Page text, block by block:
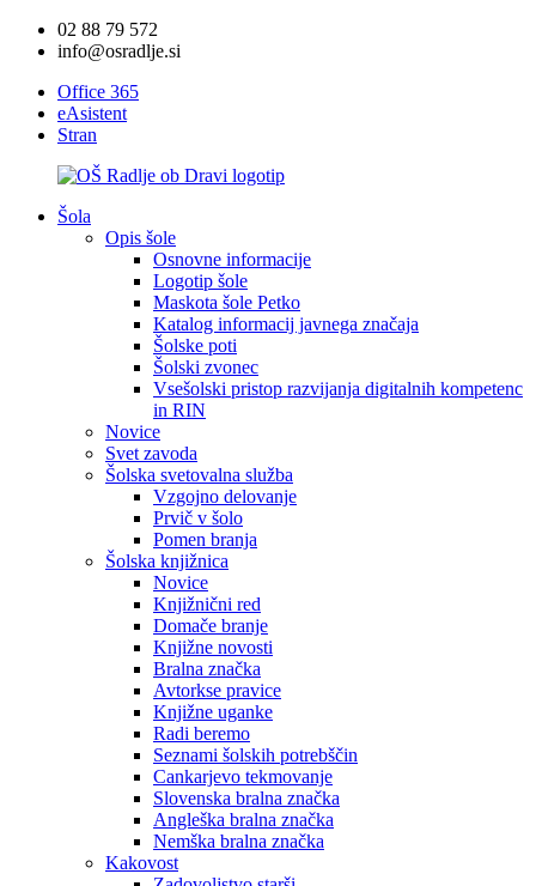
02 88 79 572
info@osradlje.si
Office 365
eAsistent
Stran
Šola
Opis šole
Osnovne informacije
Logotip šole
Maskota šole Petko
Katalog informacij javnega značaja
Šolske poti
Šolski zvonec
Vsešolski pristop razvijanja digitalnih kompetenc
in RIN
Novice
Svet zavoda
Šolska svetovalna služba
Vzgojno delovanje
Prvič v šolo
Pomen branja
Šolska knjižnica
Novice
Knjižnični red
Domače branje
Knjižne novosti
Bralna značka
Avtorkse pravice
Knjižne uganke
Radi beremo
Seznami šolskih potrebščin
Cankarjevo tekmovanje
Slovenska bralna značka
Angleška bralna značka
Nemška bralna značka
Kakovost